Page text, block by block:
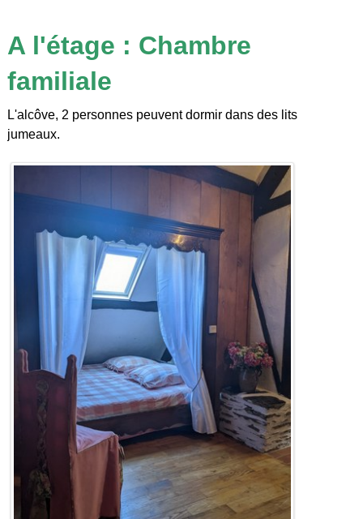
A l'étage : Chambre
familiale
L'alcôve, 2 personnes peuvent dormir dans des lits
jumeaux.